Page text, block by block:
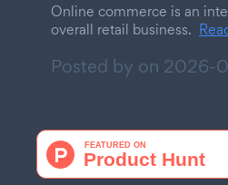
Online commerce is an
overall retail business.
Posted by on 2026-